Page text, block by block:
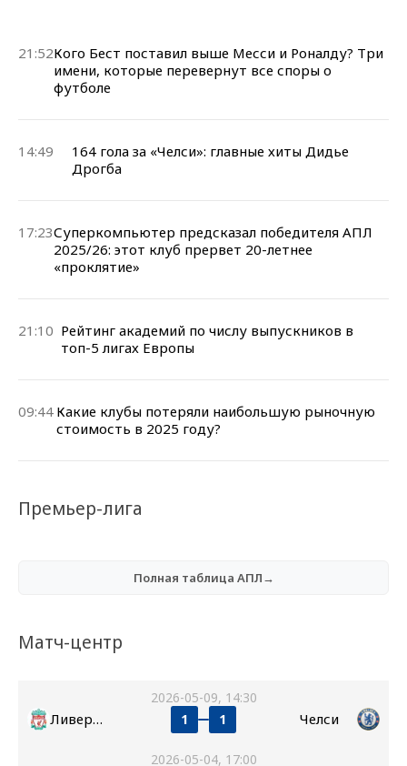
21:52Кого Бест поставил выше Месси и Роналду? Три
имени, которые перевернут все споры о
футболе
14:49
164 гола за «Челси»: главные хиты Дидье
Дрогба
17:23Суперкомпьютер предсказал победителя АПЛ
2025/26: этот клуб прервет 20-летнее
«проклятие»
21:10 Рейтинг академий по числу выпускников в
топ-5 лигах Европы
09:44 Какие клубы потеряли наибольшую рыночную
стоимость в 2025 году?
Премьер-лига
Полная таблица АПЛ→
Матч-центр
2026-05-09, 14:30
Ливерпуль 1 1 Челси
2026-05-04, 17:00